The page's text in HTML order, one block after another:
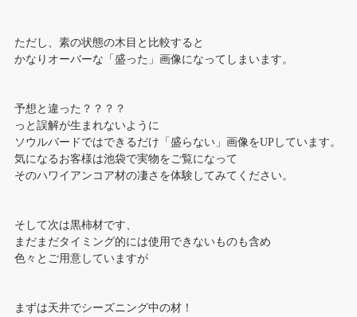
ただし、素の状態の木目と比較すると
かなりオーバーな「盛った」画像になってしまいます。
予想と違った？？？？
っと誤解が生まれないように
ソウルバードではできるだけ「盛らない」画像をUPしています。
気になるお客様は池袋で実物をご覧になって
そのハワイアンコア材の凄さを体験してみてください。
そして次は黒柿材です、
まだまだタイミング的には使用できないものも含め
色々とご用意していますが
まずは天井でシーズニング中の材！